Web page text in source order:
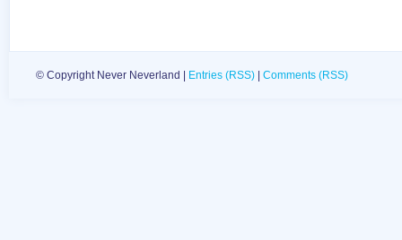
© Copyright Never Neverland | Entries (RSS) Comments (RSS)